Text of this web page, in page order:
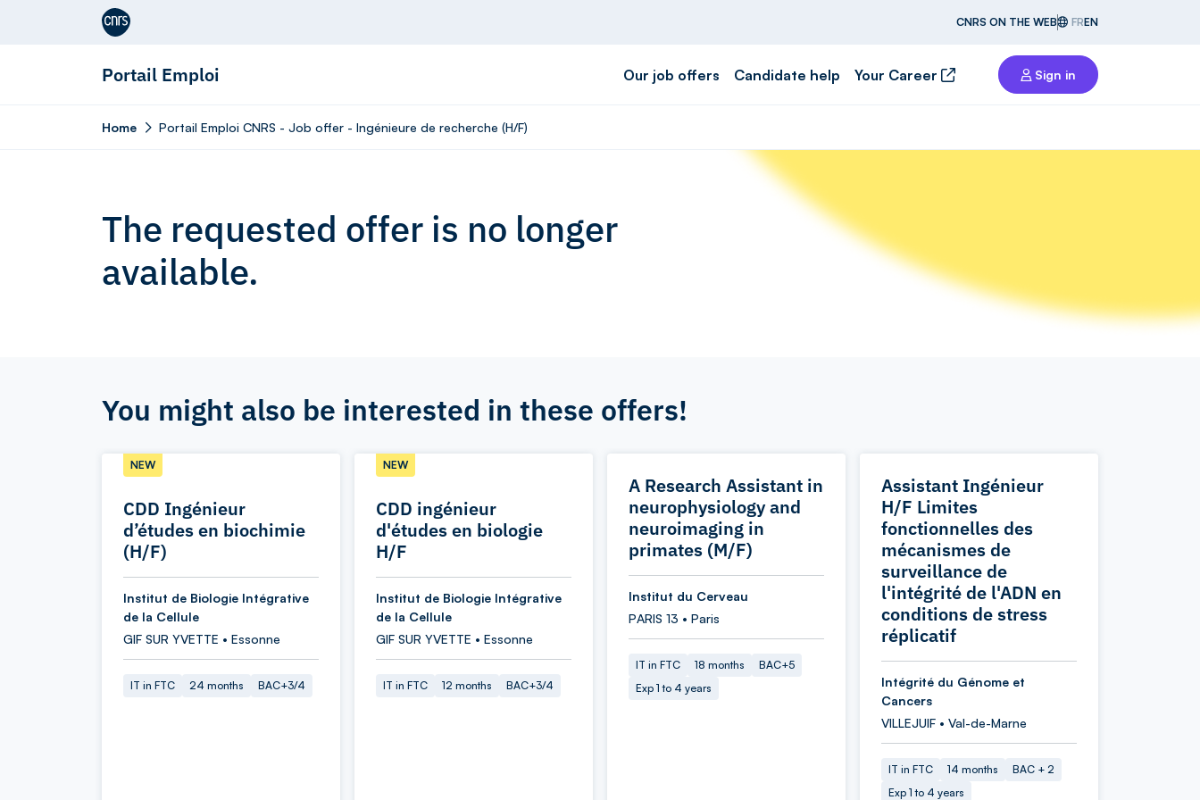
Aller au contenu
CNRS ON THE WEB FREN
Portail Emploi Our job offers Candidate help Your Career Sign in
Home Portail Emploi CNRS - Job offer - Ingénieure de recherche (H/F)
The requested offer is no longer
available.
You might also be interested in these offers!
CDD Ingénieur
d’études en biochimie
(H/F)
NEW
Institut de Biologie Intégrative
de la Cellule
GIF SUR YVETTE • Essonne
IT in FTC 24 months BAC+3/4
CDD ingénieur
d'études en biologie
H/F
NEW
Institut de Biologie Intégrative
de la Cellule
GIF SUR YVETTE • Essonne
IT in FTC 12 months BAC+3/4
A Research Assistant in
neurophysiology and
neuroimaging in
primates (M/F)
Institut du Cerveau
PARIS 13 • Paris
IT in FTC 18 months
BAC+5
Exp 1 to 4 years
Assistant Ingénieur
H/F Limites
fonctionnelles des
mécanismes de
surveillance de
l'intégrité de l'ADN en
conditions de stress
réplicatif
Intégrité du Génome et
Cancers
VILLEJUIF • Val-de-Marne
IT in FTC 14 months
BAC + 2
Exp 1 to 4 years